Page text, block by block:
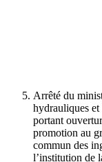
Arrêté du
hydrauliques et
portant
promotion au
commun des
l’institution de